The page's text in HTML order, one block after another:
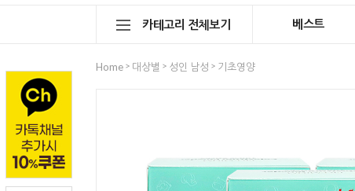
카테고리 전체보기 베스트
Home > 대상별 > 성인 남성 > 기초영양